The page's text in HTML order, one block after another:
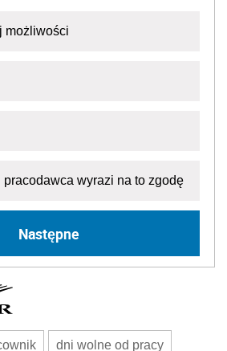
możliwości
pracodawca wyrazi na to zgodę
Następne
dni wolne od pracy